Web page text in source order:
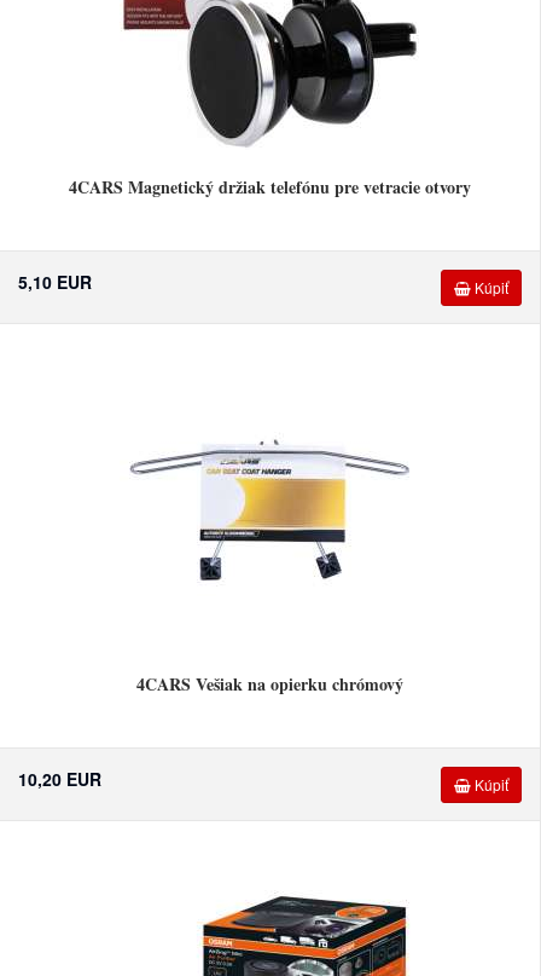
4CARS Magnetický držiak telefónu pre vetracie otvory
Kúpiť
5,10 EUR
4CARS Vešiak na opierku chrómový
Kúpiť
10,20 EUR